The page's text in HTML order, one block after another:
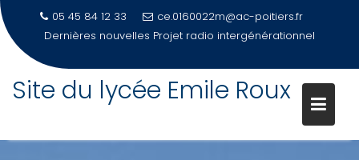
Skip
05 45 84 12 33
ce.0160022m@ac-poitiers.fr
Dernières nouvelles Projet radio intergénérationnel
Site du lycée Emile Roux